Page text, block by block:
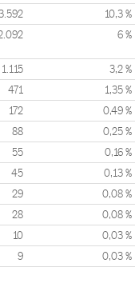
10,3 %
6 %
1.115 3,2 %
471 1,35 %
172 0,49 %
88 0,25 %
55 0,16 %
45 0,13 %
29 0,08 %
28 0,08 %
10 0,03 %
9 0,03 %